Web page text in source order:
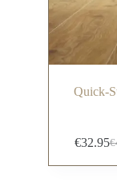
Quick-
€
€32.95